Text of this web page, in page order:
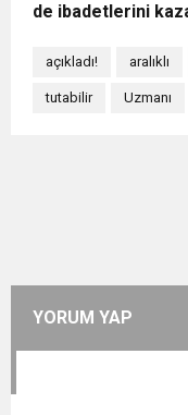
de ibadetlerini
açıkladı! aralıklı
tutabilir Uzmanı
YORUM YAP